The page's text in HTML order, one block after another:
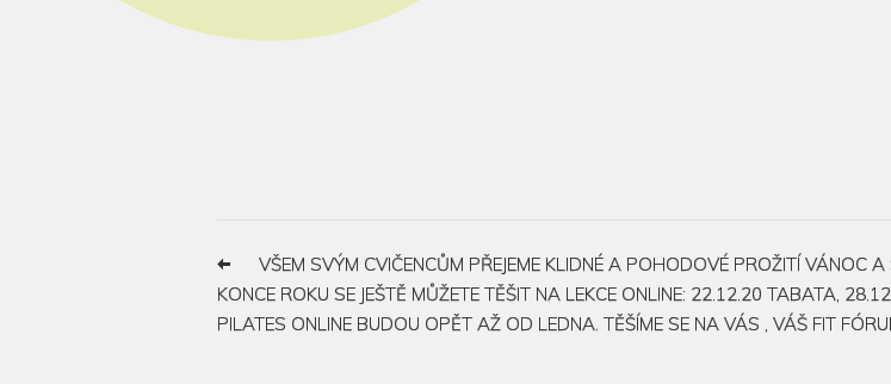
VŠEM SVÝM CVIČENCŮM PŘEJEME KLIDNÉ A POHODOVÉ PROŽITÍ VÁNOC
KONCE ROKU SE JEŠTĚ MŮŽETE TĚŠIT NA LEKCE ONLINE: 22.12.20 TABATA,
PILATES ONLINE BUDOU OPĚT AŽ OD LEDNA. TĚŠÍME SE NA VÁS , VÁŠ FIT